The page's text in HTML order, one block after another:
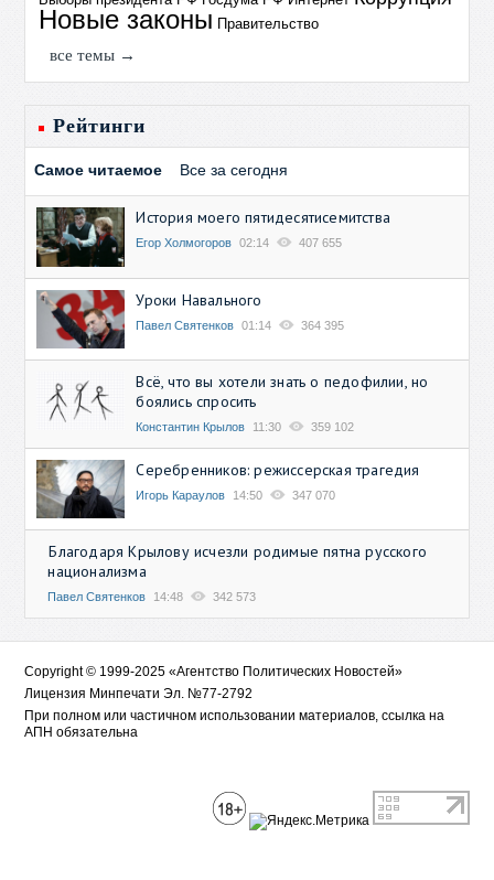
Новые законы Правительство
все темы →
Рейтинги
Самое читаемое Все за сегодня
История моего пятидесятисемитства
Егор Холмогоров 02:14 407 655
Уроки Навального
Павел Святенков 01:14 364 395
Всё, что вы хотели знать о педофилии, но
боялись спросить
Константин Крылов 11:30 359 102
Серебренников: режиссерская трагедия
Игорь Караулов 14:50 347 070
Благодаря Крылову исчезли родимые пятна русского
национализма
Павел Святенков 14:48 342 573
Copyright © 1999-2025 «Агентство Политических Новостей»
Лицензия Минпечати Эл. №77-2792
При полном или частичном использовании материалов, ссылка на
АПН обязательна